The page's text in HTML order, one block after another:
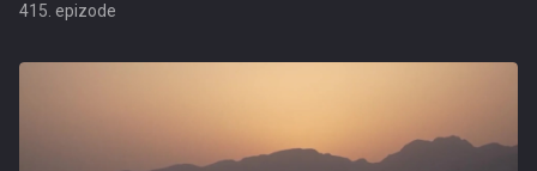
415. epizode